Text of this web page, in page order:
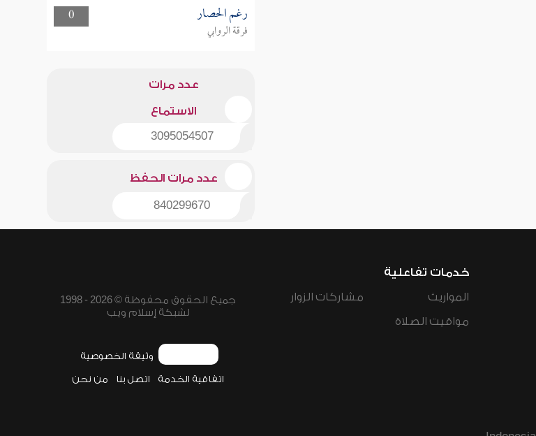
0
رغم الحصار
فرقة الروابي
عدد مرات
الاستماع
3095054507
عدد مرات الحفظ
840299670
خدمات تفاعلية
المواريث
مواقيت الصلاة
مشاركات الزوار
جميع الحقوق محفوظة © 2026 - 1998
لشبكة إسلام ويب
وثيقة الخصوصية
اتفاقية الخدمة اتصل بنا من نحن